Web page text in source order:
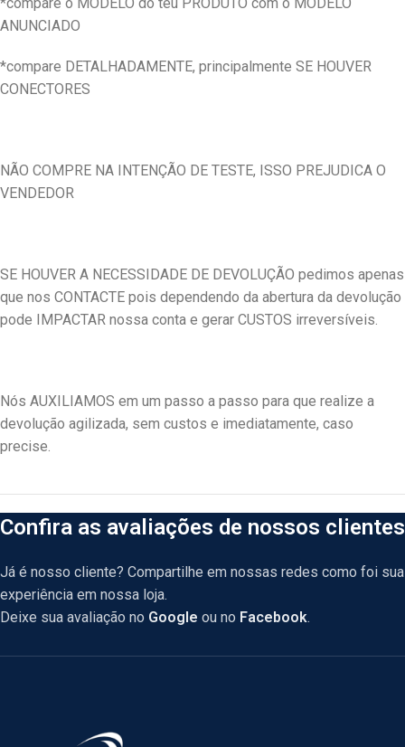
ANUNCIADO
*compare DETALHADAMENTE, principalmente SE HOUVER
CONECTORES
NÃO COMPRE NA INTENÇÃO DE TESTE, ISSO PREJUDICA O
VENDEDOR
SE HOUVER A NECESSIDADE DE DEVOLUÇÃO pedimos apenas
que nos CONTACTE pois dependendo da abertura da devolução
pode IMPACTAR nossa conta e gerar CUSTOS irreversíveis.
Nós AUXILIAMOS em um passo a passo para que realize a
devolução agilizada, sem custos e imediatamente, caso
precise.
Confira as avaliações de nossos clientes
Já é nosso cliente? Compartilhe em nossas redes como foi sua
experiência em nossa loja.
Deixe sua avaliação no Google ou no Facebook.